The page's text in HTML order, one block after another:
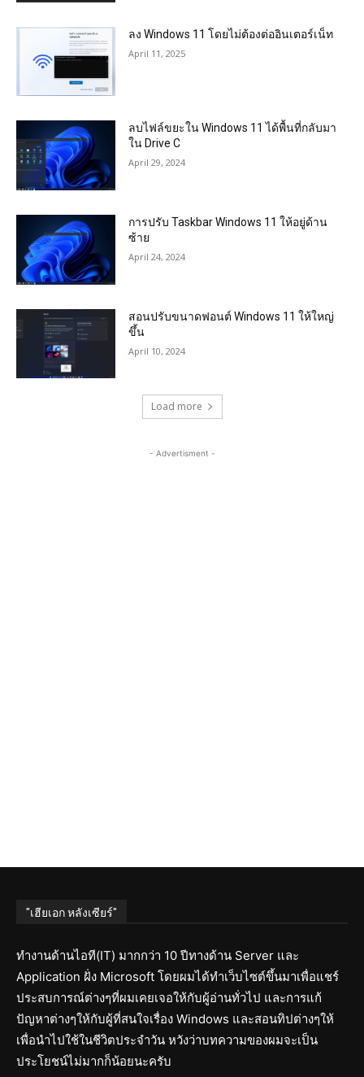
ลง Windows 11 โดยไม่ต้องต่ออินเตอร์เน็ท
April 11, 2025
ลบไฟล์ขยะใน Windows 11 ได้พื้นที่กลับมา
ใน Drive C
April 29, 2024
การปรับ Taskbar Windows 11 ให้อยู่ด้าน
ซ้าย
April 24, 2024
สอนปรับขนาดฟอนต์ Windows 11 ให้ใหญ่
ขึ้น
April 10, 2024
Load more
- Advertisment -
"เฮียเอก หลังเซียร์"
ทำงานด้านไอที(IT) มากกว่า 10 ปีทางด้าน Server และ
Application ฝั่ง Microsoft โดยผมได้ทำเว็บไซต์ขึ้นมาเพื่อแชร์
ประสบการณ์ต่างๆที่ผมเคยเจอให้กับผู้อ่านทั่วไป และการแก้
ปัญหาต่างๆให้กับผู้ที่สนใจเรื่อง Windows และสอนทิปต่างๆให้
เพื่อนำไปใช้ในชีวิตประจำวัน หวังว่าบทความของผมจะเป็น
ประโยชน์ไม่มากก็น้อยนะครับ